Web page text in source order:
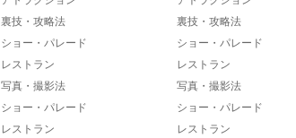
裏技・攻略法
ショー・パレード
レストラン
写真・撮影法
ショー・パレード
レストラン
裏技・攻略法
ショー・パレード
レストラン
写真・撮影法
ショー・パレード
レストラン